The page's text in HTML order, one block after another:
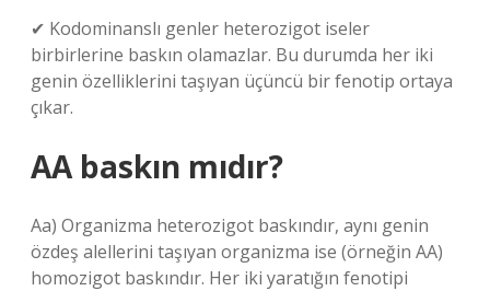
✔ Kodominanslı genler heterozigot iseler
birbirlerine baskın olamazlar. Bu durumda her iki
genin özelliklerini taşıyan üçüncü bir fenotip ortaya
çıkar.
AA baskın mıdır?
Aa) Organizma heterozigot baskındır, aynı genin
özdeş alellerini taşıyan organizma ise (örneğin AA)
homozigot baskındır. Her iki yaratığın fenotipi